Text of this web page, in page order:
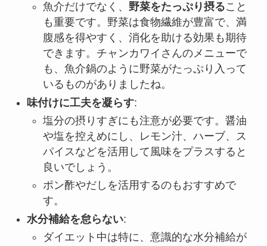
魚介だけでなく、 野菜をたっぷり摂ること
も重要です。野菜は食物繊維が豊富で、満
腹感を得やすく、消化を助ける効果も期待
できます。チャンカワイさんのメニューで
も、魚介鍋のように野菜がたっぷり入って
いるものがありましたね。
味付けに工夫を凝らす:
塩分の摂りすぎにも注意が必要です。醤油
や塩を控えめにし、レモン汁、ハーブ、ス
パイスなどを活用して風味をプラスすると
良いでしょう。
ポン酢やだしを活用するのもおすすめで
す。
水分補給を怠らない:
ダイエット中は特に、意識的な水分補給が